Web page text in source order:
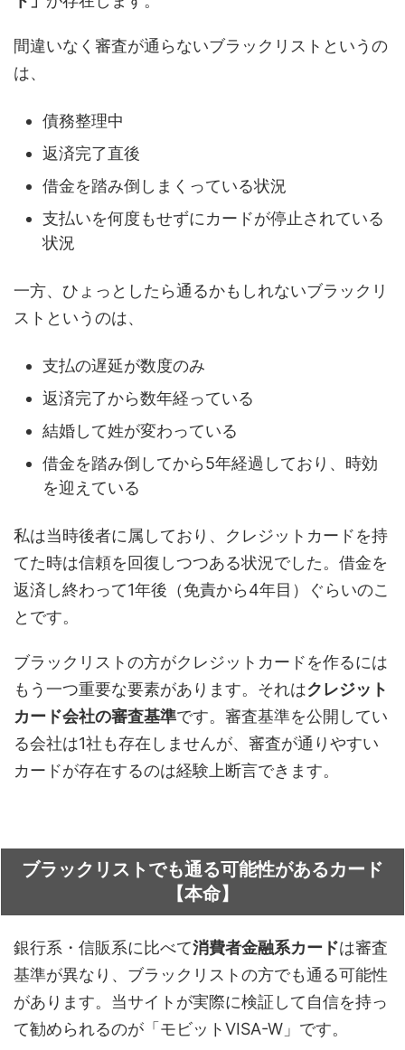
間違いなく審査が通らないブラックリストというの
は、
債務整理中
返済完了直後
借金を踏み倒しまくっている状況
支払いを何度もせずにカードが停止されている
状況
一方、ひょっとしたら通るかもしれないブラックリ
ストというのは、
支払の遅延が数度のみ
返済完了から数年経っている
結婚して姓が変わっている
借金を踏み倒してから5年経過しており、時効
を迎えている
私は当時後者に属しており、クレジットカードを持
てた時は信頼を回復しつつある状況でした。借金を
返済し終わって1年後（免責から4年目）ぐらいのこ
とです。
ブラックリストの方がクレジットカードを作るには
もう一つ重要な要素があります。それはクレジット
カード会社の審査基準です。審査基準を公開してい
る会社は1社も存在しませんが、審査が通りやすい
カードが存在するのは経験上断言できます。
ブラックリストでも通る可能性があるカード
【本命】
銀行系・信販系に比べて消費者金融系カードは審査
基準が異なり、ブラックリストの方でも通る可能性
があります。当サイトが実際に検証して自信を持っ
て勧められるのが「モビットVISA-W」です。